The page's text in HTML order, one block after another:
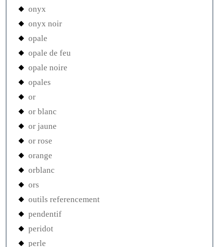
onyx
onyx noir
opale
opale de feu
opale noire
opales
or
or blanc
or jaune
or rose
orange
orblanc
ors
outils referencement
pendentif
peridot
perle